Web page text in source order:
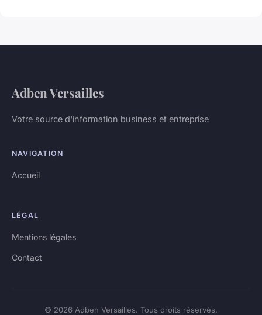
Adben Versailles
Votre source d'information business et entreprise
NAVIGATION
Accueil
LÉGAL
Mentions légales
Contact
© 2026 Adben Versailles. Tous droits réservés.